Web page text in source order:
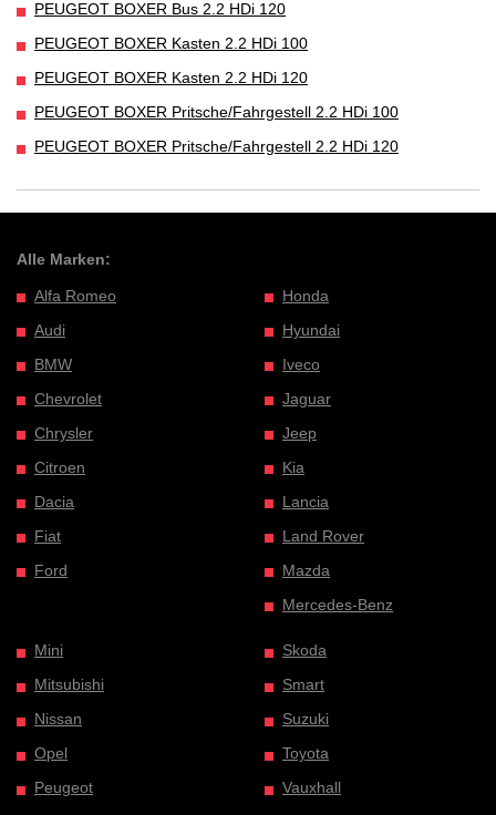
PEUGEOT BOXER Bus 2.2 HDi 120
PEUGEOT BOXER Kasten 2.2 HDi 100
PEUGEOT BOXER Kasten 2.2 HDi 120
PEUGEOT BOXER Pritsche/Fahrgestell 2.2 HDi 100
PEUGEOT BOXER Pritsche/Fahrgestell 2.2 HDi 120
Alle Marken:
Alfa Romeo
Audi
BMW
Chevrolet
Chrysler
Citroen
Dacia
Fiat
Ford
Honda
Hyundai
Iveco
Jaguar
Jeep
Kia
Lancia
Land Rover
Mazda
Mercedes-Benz
Mini
Mitsubishi
Nissan
Opel
Peugeot
Skoda
Smart
Suzuki
Toyota
Vauxhall